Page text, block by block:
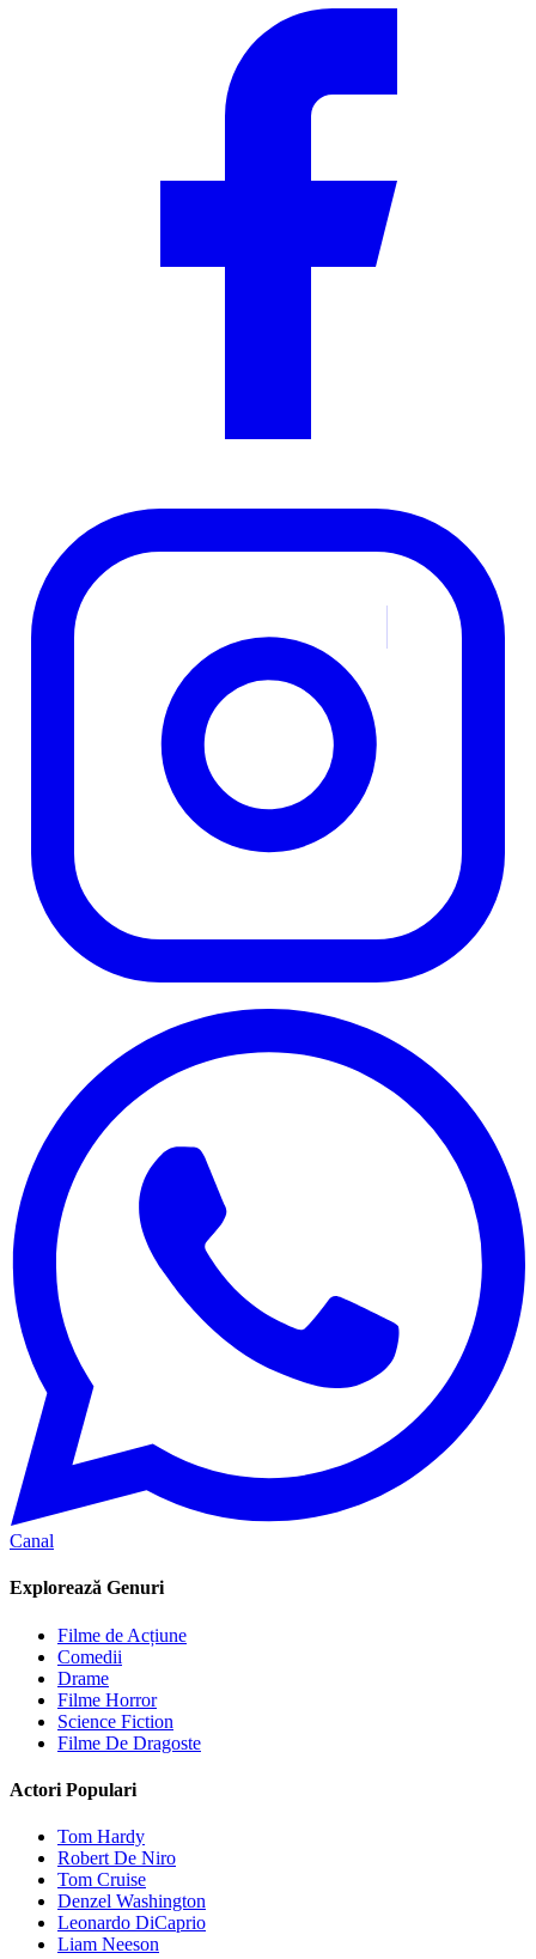
Canal
Explorează Genuri
Filme de Acțiune
Comedii
Drame
Filme Horror
Science Fiction
Filme De Dragoste
Actori Populari
Tom Hardy
Robert De Niro
Tom Cruise
Denzel Washington
Leonardo DiCaprio
Liam Neeson